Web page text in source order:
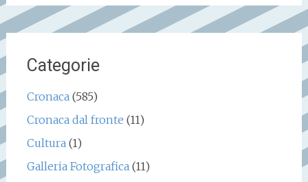
Categorie
Cronaca(585)
Cronaca dal fronte (11)
Cultura(1)
Galleria Fotografica(11)